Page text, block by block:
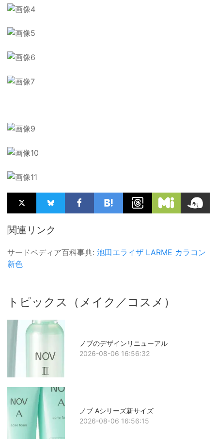
関連リンク
サードペディア百科事典: 池田エライザ LARME カラコン
新色
トピックス（メイク／コスメ）
ノブのデザインリニューアル
2026-08-06 16:56:32
ノブ Aシリーズ新サイズ
2026-08-06 16:56:15